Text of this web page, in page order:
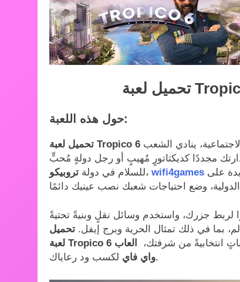
حول هذه اللعبة:
ينادي الشعب
مجددًا كديكتاتورٍ مُهيبٍ أو رجل دولةٍ مُحبٍّ
للسلام في دولة تروبيكو ، wifi4games على
جزرك، واستخدم وسائل نقلٍ وبنيةً تحتيةً
بما في ذلك تمثال الحرية وبرج إيفل. تحميل
انتخابيةً من شرفتك،
العاب
واي فايلكسب ود رعاياك.